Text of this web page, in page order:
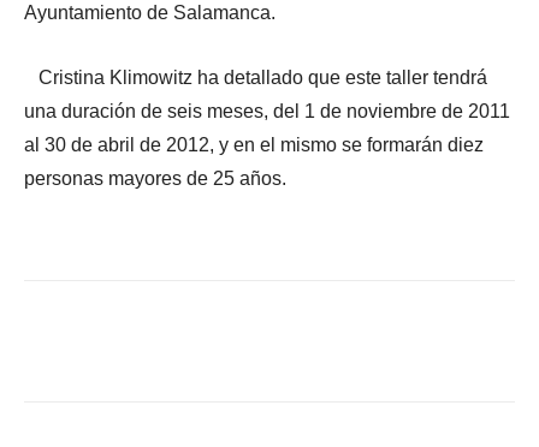
Ayuntamiento de Salamanca.
Cristina Klimowitz ha detallado que este taller tendrá
una duración de seis meses, del 1 de noviembre de 2011
al 30 de abril de 2012, y en el mismo se formarán diez
personas mayores de 25 años.